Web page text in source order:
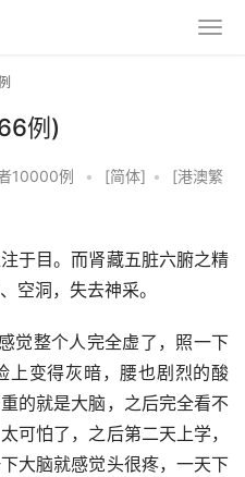
例)
10000例 • [简体] •
[港澳繁
于目。而肾藏五脏六腑之精
空洞，失去神采。
觉整个人完全虚了，照一下
上变得灰暗，腰也剧烈的酸
的就是大脑，之后完全看不
可怕了，之后第二天上学，
大脑就感觉头很疼，一天下